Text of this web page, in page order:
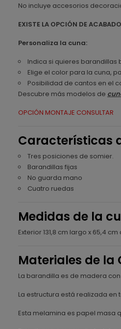
No incluye accesorios
EXISTE LA OPCIÓN DE
Personaliza la cuna:
Indica si quieres barandillas
Elige el color para la cuna,
Posibilidad de cantos en el
Descubre más modelos de
OPCIÓN MONTAJE CONSULTAR
Características
Tres posiciones de somier.
Barandillas fijas
No guarda mano
Cuatro ruedas
Medidas de la
Exterior 131,8 cm largo x 65,4
Materiales de la
La barandilla es de madera
La estructura está realizada
Esta melamina es papel masa